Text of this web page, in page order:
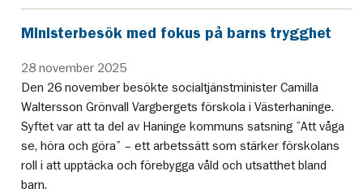
Ministerbesök med fokus på barns trygghet
28 november 2025
Den 26 november besökte socialtjänstminister Camilla
Waltersson Grönvall Vargbergets förskola i Västerhaninge.
Syftet var att ta del av Haninge kommuns satsning ”Att våga
se, höra och göra” – ett arbetssätt som stärker förskolans
roll i att upptäcka och förebygga våld och utsatthet bland
barn.